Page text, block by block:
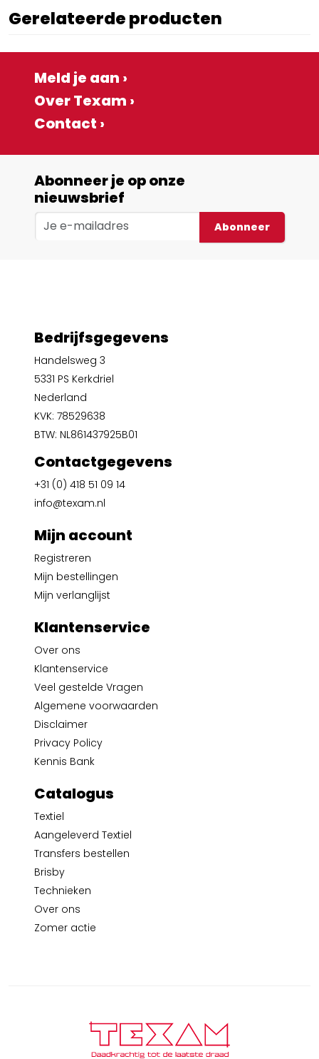
Gerelateerde producten
Meld je aan ›
Over Texam ›
Contact ›
Abonneer je op onze
nieuwsbrief
Abonneer
Bedrijfsgegevens
Handelsweg 3
5331 PS Kerkdriel
Nederland
KVK: 78529638
BTW: NL861437925B01
Contactgegevens
+31 (0) 418 51 09 14
info@texam.nl
Mijn account
Registreren
Mijn bestellingen
Mijn verlanglijst
Klantenservice
Over ons
Klantenservice
Veel gestelde Vragen
Algemene voorwaarden
Disclaimer
Privacy Policy
Kennis Bank
Catalogus
Textiel
Aangeleverd Textiel
Transfers bestellen
Brisby
Technieken
Over ons
Zomer actie